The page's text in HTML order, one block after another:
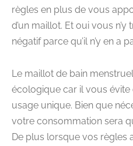
règles en plus de vous
d’un maillot. Et oui vous
négatif parce qu’il n’y en a
Le maillot de bain
écologique car il vous évite
usage unique. Bien que
votre consommation sera
De plus lorsque vos règles